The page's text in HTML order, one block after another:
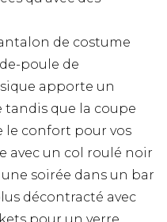
de costume
poule de
apporte un
tandis que la coupe
le confort pour vos
avec un col roulé noir
soirée dans un bar
décontracté avec